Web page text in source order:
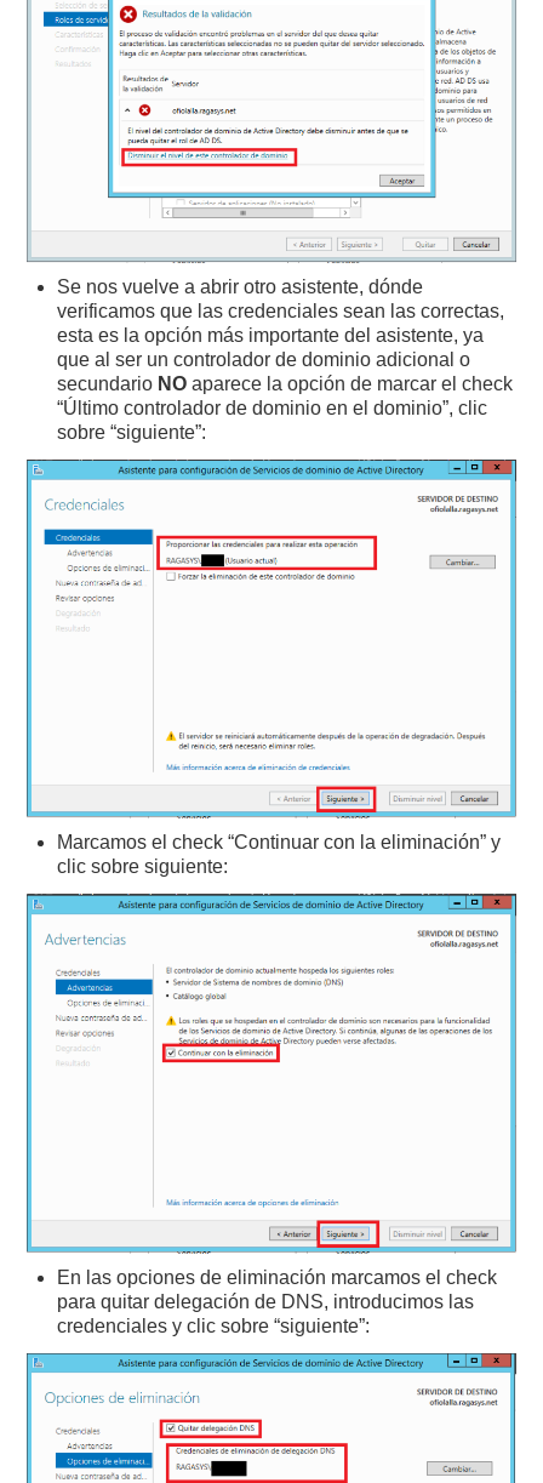
Se nos vuelve a abrir otro asistente, dónde
verificamos que las credenciales sean las correctas,
esta es la opción más importante del asistente, ya
que al ser un controlador de dominio adicional o
secundario NO aparece la opción de marcar el check
“Último controlador de dominio en el dominio”, clic
sobre “siguiente”:
Marcamos el check “Continuar con la eliminación” y
clic sobre siguiente:
En las opciones de eliminación marcamos el check
para quitar delegación de DNS, introducimos las
credenciales y clic sobre “siguiente”: